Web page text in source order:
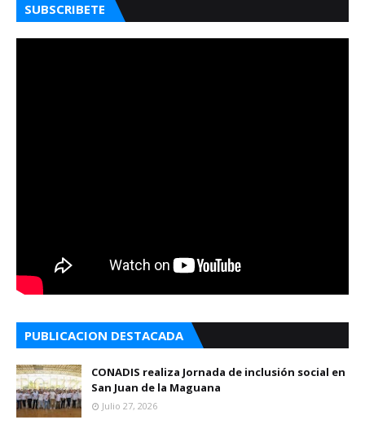
SUBSCRIBETE
PUBLICACION DESTACADA
CONADIS realiza Jornada de inclusión social en
San Juan de la Maguana
Julio 27, 2026